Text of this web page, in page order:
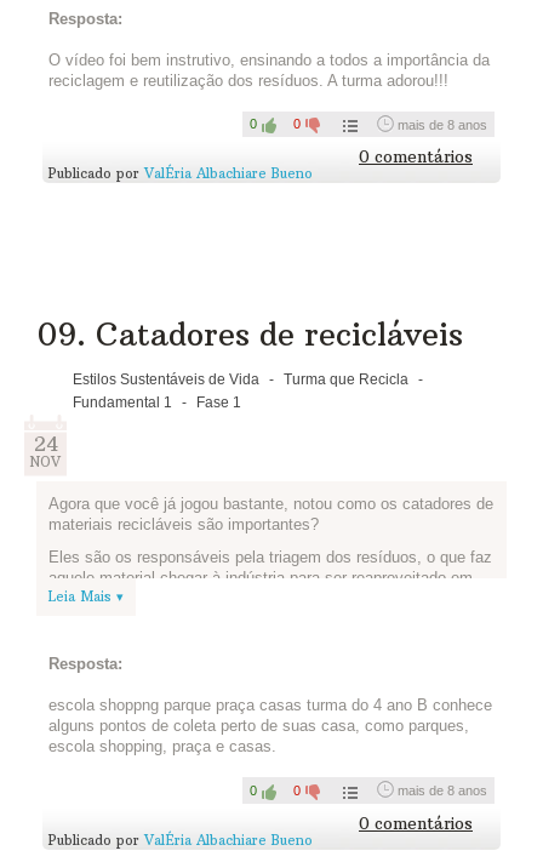
ideias.
fazer para reduzir a quantidade de lixo:
Resposta:
O vídeo foi bem instrutivo, ensinando a todos a importância da
reciclagem e reutilização dos resíduos. A turma adorou!!!
0 0 mais de 8 anos
0 comentários
Publicado por ValÉria Albachiare Bueno
09. Catadores de recicláveis
Estilos Sustentáveis de Vida - Turma que Recicla -
Fundamental 1
- Fase 1
24
NOV
Agora que você já jogou bastante, notou como os catadores de
materiais recicláveis são importantes?
Eles são os responsáveis pela triagem dos resíduos, o que faz
aquele material chegar à indústria para ser reaproveitado em
um novo produto.
recebem recicláveis direto da comunidade para dar uma
Que tal procurar mais informações e colaborar com esse
trabalho?
Reúna sua equipe e pesquise os
pontos de descarte ou cooperativas
Leia Mais ▾
Resposta:
escola shoppng parque praça casas turma do 4 ano B conhece
alguns pontos de coleta perto de suas casa, como parques,
escola shopping, praça e casas.
0 0 mais de 8 anos
0 comentários
Publicado por ValÉria Albachiare Bueno